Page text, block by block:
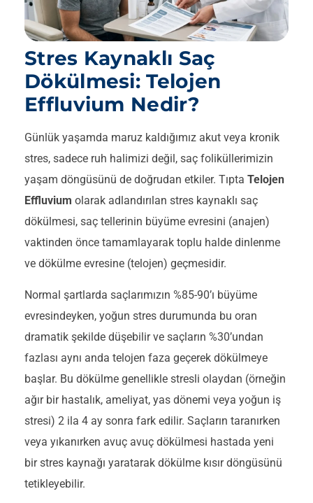
Stres Kaynaklı Saç
Dökülmesi: Telojen
Effluvium Nedir?
Günlük yaşamda maruz kaldığımız akut veya kronik
stres, sadece ruh halimizi değil, saç foliküllerimizin
yaşam döngüsünü de doğrudan etkiler. Tıpta Telojen
Effluvium olarak adlandırılan stres kaynaklı saç
dökülmesi, saç tellerinin büyüme evresini (anajen)
vaktinden önce tamamlayarak toplu halde dinlenme
ve dökülme evresine (telojen) geçmesidir.
Normal şartlarda saçlarımızın %85-90’ı büyüme
evresindeyken, yoğun stres durumunda bu oran
dramatik şekilde düşebilir ve saçların %30’undan
fazlası aynı anda telojen faza geçerek dökülmeye
başlar. Bu dökülme genellikle stresli olaydan (örneğin
ağır bir hastalık, ameliyat, yas dönemi veya yoğun iş
stresi) 2 ila 4 ay sonra fark edilir. Saçların taranırken
veya yıkanırken avuç avuç dökülmesi hastada yeni
bir stres kaynağı yaratarak dökülme kısır döngüsünü
tetikleyebilir.